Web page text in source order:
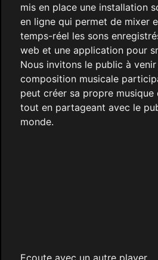
mis en place une installation
en ligne qui permet de mixer
temps-réel les sons
web et une application pour
Nous invitons le public à
composition musicale
peut créer sa propre
tout en partageant avec le
monde.